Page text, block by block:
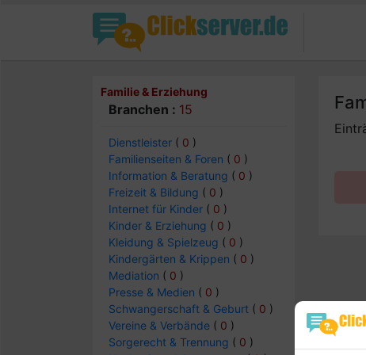
Familie & Erziehung
Branchen : 15
Dienstleister ( 0 )
Familienseiten & Foren ( 0 )
Information & Beratung ( 0 )
Freizeit & Bildung ( 0 )
Internet für Kinder ( 0 )
Kinder & Erziehung ( 0 )
Kleidung & Spielzeug ( 0 )
Kindergärten & Krippen ( 0 )
Mediation ( 0 )
Presse & Medien ( 0 )
Schwangerschaft & Geburt ( 0 )
Vereine & Verbände ( 0 )
Sorgerecht & Trennung ( 0 )